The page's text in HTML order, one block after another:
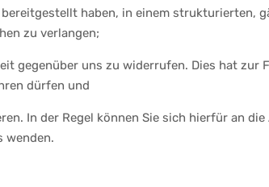
haben, in einem strukturierten,
zu verlangen;
gegenüber uns zu widerrufen. Dies hat zur
dürfen und
In der Regel können Sie sich hierfür an
wenden.